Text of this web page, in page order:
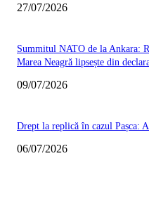
27/07/2026
Summitul NATO de la Ankara:
Marea Neagră lipsește din
09/07/2026
Drept la replică în cazul Pașca:
06/07/2026